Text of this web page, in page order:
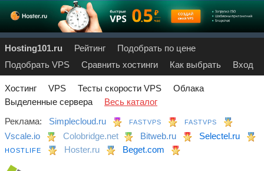
Hosting101.ru Рейтинг
Подобрать по цене
Подобрать VPS
Сравнить хостинги Как выбрать Вход
Хостинг VPS Тесты скорости VPS
Облака
Выделенные сервера
Весь каталог
Реклама:
Simplecloud.ru FASTVPS FASTVPS
Vscale.io Colobridge.net Bitweb.ru Selectel.ru
HOSTLIFE Hoster.ru Beget.com